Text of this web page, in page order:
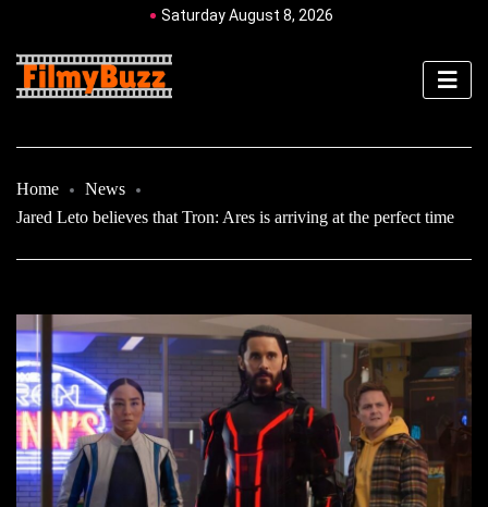
Saturday August 8, 2026
Home
News
Jared Leto believes that Tron: Ares is arriving at the perfect time